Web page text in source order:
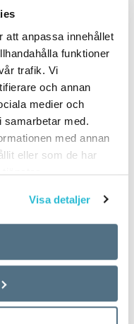
att anpassa innehållet
funktioner
trafik. Vi
och annan
medier och
samarbetar med.
med annan
eller som de har
Visa detaljer
nyord:
2024
En dubbelklubb
verksam­het på både herr-
damsidan. Först på